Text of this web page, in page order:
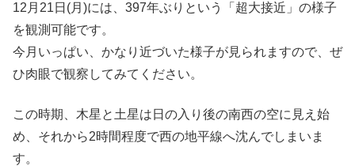
12月21日(月)には、397年ぶりという「超大接近」の様子
を観測可能です。
今月いっぱい、かなり近づいた様子が見られますので、ぜ
ひ肉眼で観察してみてください。
この時期、木星と土星は日の入り後の南西の空に見え始
め、それから2時間程度で西の地平線へ沈んでしまいま
す。